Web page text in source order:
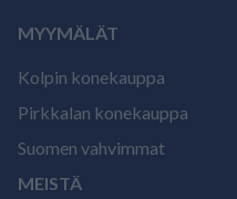
MYYMÄLÄT
Kolpin konekauppa
Pirkkalan konekauppa
Suomen vahvimmat
MEISTÄ